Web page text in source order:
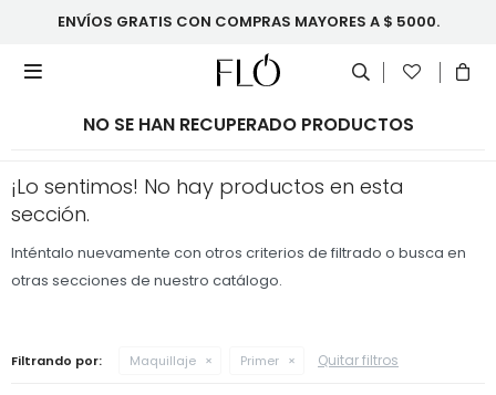
ENVÍOS GRATIS CON COMPRAS MAYORES A $ 5000.

NO SE HAN RECUPERADO PRODUCTOS
¡Lo sentimos! No hay productos en esta
sección.
Inténtalo nuevamente con otros criterios de filtrado o busca en
otras secciones de nuestro catálogo.
Filtrando por: Maquillaje Primer Quitar filtros